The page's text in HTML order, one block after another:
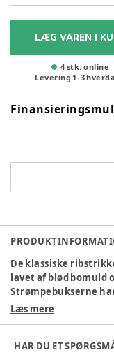
LÆG VAREN I
4 stk. online
Levering 1-3
De klassiske
lavet af blød bomuld
Strømpebukserne
og er perfekte til
Certificering:OEKO-
Farve:Beige
Læs mere
HAR DU ET